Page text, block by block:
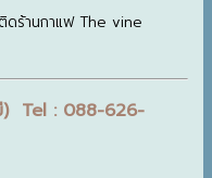
ดร้านกาแฟ The vine
) Tel : 088-626-